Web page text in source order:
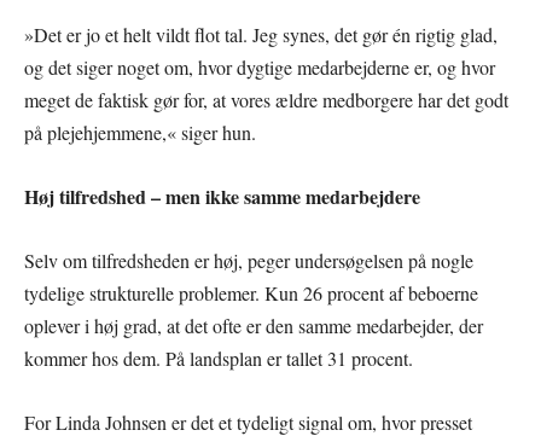
»Det er jo et helt vildt flot tal. Jeg synes, det gør én rigtig glad,
og det siger noget om, hvor dygtige medarbejderne er, og hvor
meget de faktisk gør for, at vores ældre medborgere har det godt
på plejehjemmene,« siger hun.
Høj tilfredshed – men ikke samme medarbejdere
Selv om tilfredsheden er høj, peger undersøgelsen på nogle
tydelige strukturelle problemer. Kun 26 procent af beboerne
oplever i høj grad, at det ofte er den samme medarbejder, der
kommer hos dem. På landsplan er tallet 31 procent.
For Linda Johnsen er det et tydeligt signal om, hvor presset